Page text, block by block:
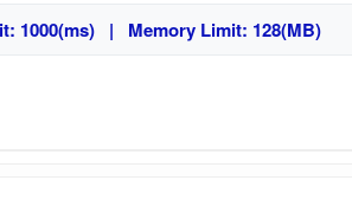
1000(ms) | Memory Limit: 128(MB)